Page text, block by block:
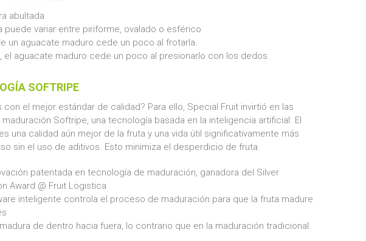
abultada
puede variar entre piriforme, ovalado o esférico
un aguacate maduro cede un poco al frotarla.
el aguacate maduro cede un poco al presionarlo con los dedos.
SOFTRIPE
con el mejor estándar de calidad? Para ello, Special Fruit invirtió en las
Softripe, una tecnología basada en la inteligencia artificial. El
una calidad aún mejor de la fruta y una vida útil significativamente más
sin el uso de aditivos. Esto minimiza el desperdicio de fruta.
patentada en tecnología de maduración, ganadora del Silver
Award @ Fruit Logistica
inteligente controla el proceso de maduración para que la fruta madure
de dentro hacia fuera, lo contrario que en la maduración tradicional.